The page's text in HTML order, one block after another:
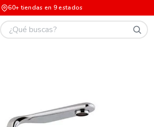
60+ tiendas en 9 estados